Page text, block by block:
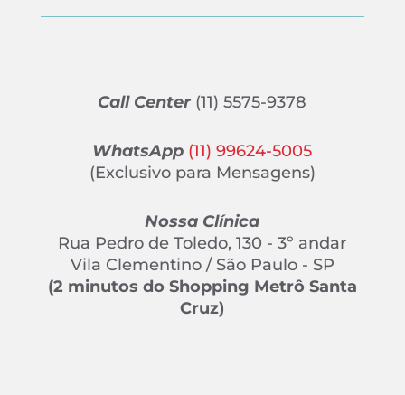
Call Center (11) 5575-9378
WhatsApp (11) 99624-5005
(Exclusivo para Mensagens)
Nossa Clínica
Rua Pedro de Toledo, 130 - 3º andar
Vila Clementino / São Paulo - SP
(2 minutos do Shopping Metrô Santa
Cruz)